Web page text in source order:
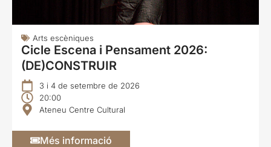
Arts escèniques
Cicle Escena i Pensament 2026:
(DE)CONSTRUIR
3 i 4 de setembre de 2026
20:00
Ateneu Centre Cultural
Més informació